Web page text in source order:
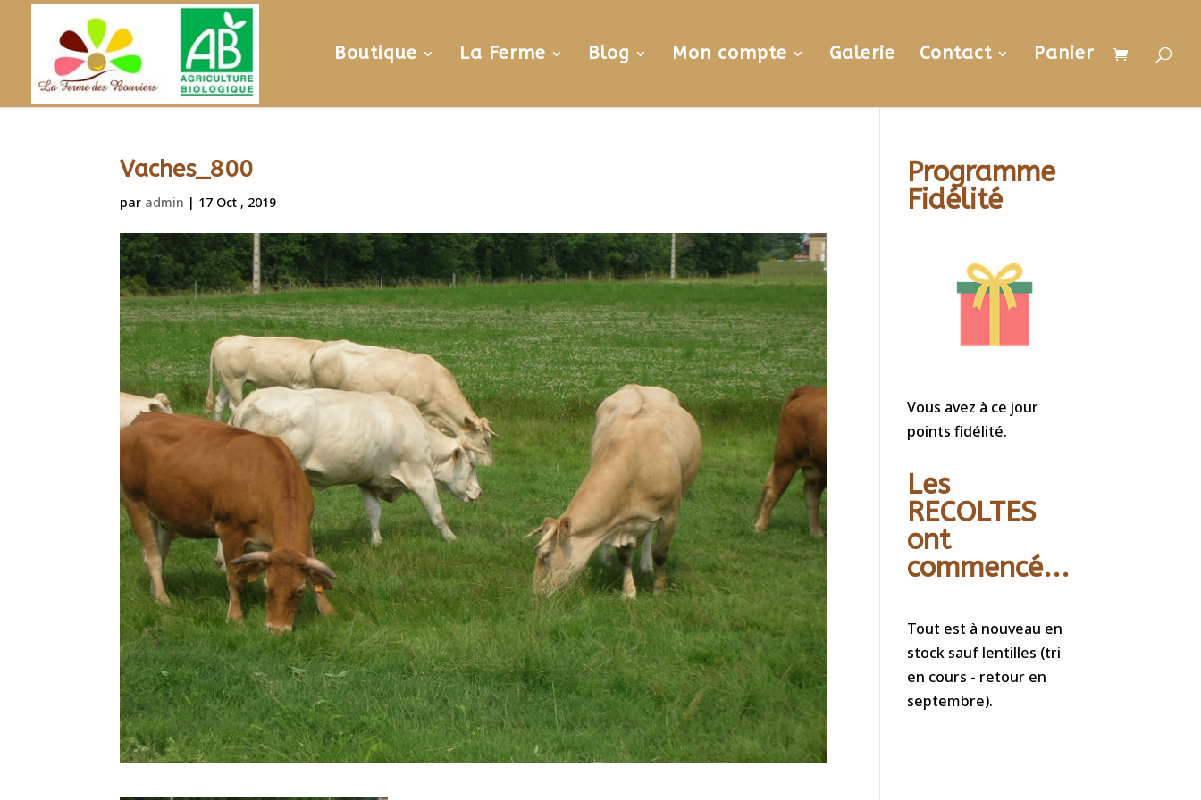
Boutique La Ferme Blog Mon compte Galerie Contact Panier
Vaches_800
par admin | 17 Oct , 2019
Programme
Fidélité
Vous avez à ce jour
points fidélité.
Les
RECOLTES
ont
commencé...
Tout est à nouveau en
stock sauf lentilles (tri
en cours - retour en
septembre).